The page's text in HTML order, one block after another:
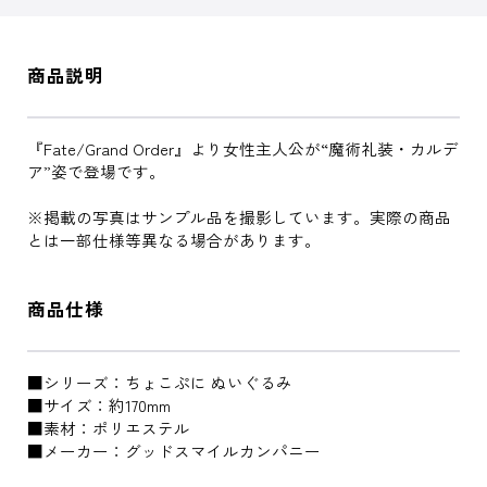
商品説明
『Fate/Grand Order』より女性主人公が“魔術礼装・カルデ
ア”姿で登場です。
※掲載の写真はサンプル品を撮影しています。実際の商品
とは一部仕様等異なる場合があります。
商品仕様
■シリーズ：ちょこぷに ぬいぐるみ
■サイズ：約170mm
■素材：ポリエステル
■メーカー：グッドスマイルカンパニー